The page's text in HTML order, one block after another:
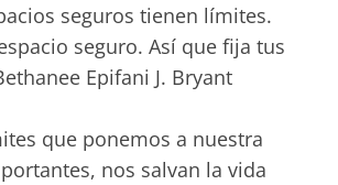
seguros tienen límites.
seguro. Así que fija tus
Epifani J. Bryant
que ponemos a nuestra
nos salvan la vida